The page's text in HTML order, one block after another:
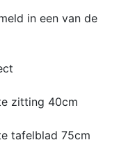
in een van de
zitting 40cm
tafelblad 75cm